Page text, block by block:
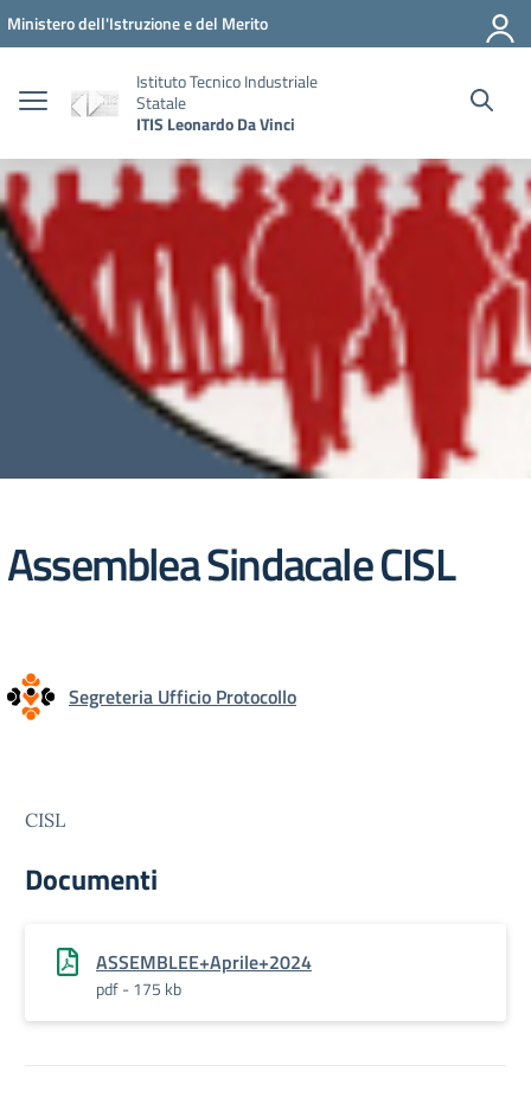
Vai ai contenuti
Vai al menu di navigazione
Vai al footer
Ministero dell'Istruzione e del Merito
Istituto Tecnico Industriale
Statale
ITIS Leonardo Da Vinci
Assemblea Sindacale CISL
Segreteria Ufficio Protocollo
CISL
Documenti
ASSEMBLEE+Aprile+2024
pdf - 175 kb